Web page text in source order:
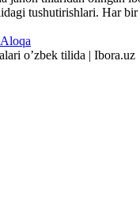
tushutirishlari. Har
Aloqa
oʼzbek tilida | Ibora.uz